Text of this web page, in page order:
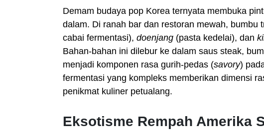
Demam budaya pop Korea ternyata membuka
dalam. Di ranah bar dan restoran mewah, bumbu
cabai fermentasi), doenjang (pasta kedelai), dan
Bahan-bahan ini dilebur ke dalam saus steak,
menjadi komponen rasa gurih-pedas (savory)
fermentasi yang kompleks memberikan dimensi
penikmat kuliner petualang.
Eksotisme Rempah Amerika